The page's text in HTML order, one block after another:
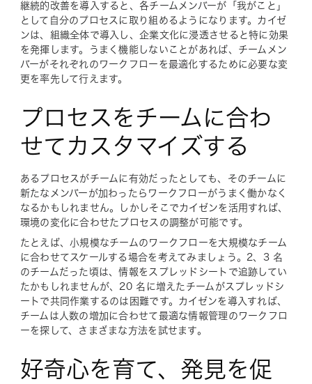
継続的改善を導入すると、各チームメンバーが「我がこと」
として自分のプロセスに取り組めるようになります。カイゼ
ンは、組織全体で導入し、企業文化に浸透させると特に効果
を発揮します。うまく機能しないことがあれば、チームメン
バーがそれぞれのワークフローを最適化するために必要な変
更を率先して行えます。
プロセスをチームに合わ
せてカスタマイズする
あるプロセスがチームに有効だったとしても、そのチームに
新たなメンバーが加わったらワークフローがうまく働かなく
なるかもしれません。しかしそこでカイゼンを活用すれば、
環境の変化に合わせたプロセスの調整が可能です。
たとえば、小規模なチームのワークフローを大規模なチーム
に合わせてスケールする場合を考えてみましょう。2、3 名
のチームだった頃は、情報をスプレッドシートで追跡してい
たかもしれませんが、20 名に増えたチームがスプレッドシ
ートで共同作業するのは困難です。カイゼンを導入すれば、
チームは人数の増加に合わせて最適な情報管理のワークフロ
ーを探して、さまざまな方法を試せます。
好奇心を育て、発見を促